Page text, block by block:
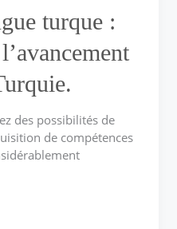
turque :
des possibilités de
de compétences